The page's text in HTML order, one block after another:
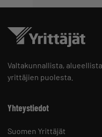
Valtakunnallista,
yrittäjien puolesta.
Yhteystiedot
Suomen Yrittäjät